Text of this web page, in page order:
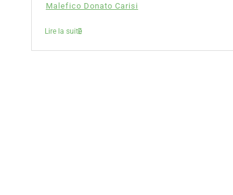
Malefico Donato Carisi
Lire la suite